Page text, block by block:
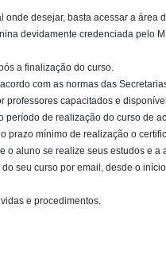
desejar, basta acessar a área
devidamente credenciada pelo
a finalização do curso.
com as normas das
capacitados e
período de realização do curso de
prazo mínimo de realização o
o aluno se realize seus estudos e
seu curso por email, desde o
e procedimentos.